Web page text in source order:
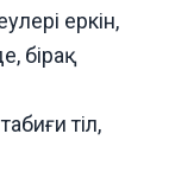
еркін,
бірақ
тіл,